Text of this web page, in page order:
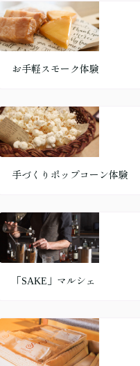
お手軽スモーク体験
手づくりポップコーン体験
「SAKE」マルシェ